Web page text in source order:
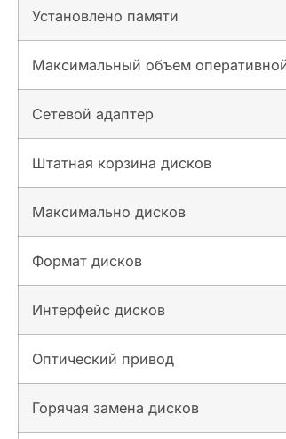
Установлено памяти
Максимальный объем
Сетевой адаптер
Штатная корзина дисков
Максимально дисков
Формат дисков
Интерфейс дисков
Оптический привод
Горячая замена дисков